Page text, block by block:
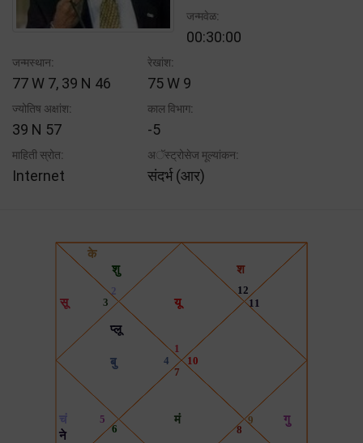
जन्मवेळ:
00:30:00
जन्मस्थान:
77 W 7, 39 N 46
रेखांश:
75 W 9
ज्योतिष अक्षांश:
39 N 57
काल विभाग:
-5
माहिती स्रोत:
Internet
अॅस्ट्रोसेज मूल्यांकन:
संदर्भ (आर)